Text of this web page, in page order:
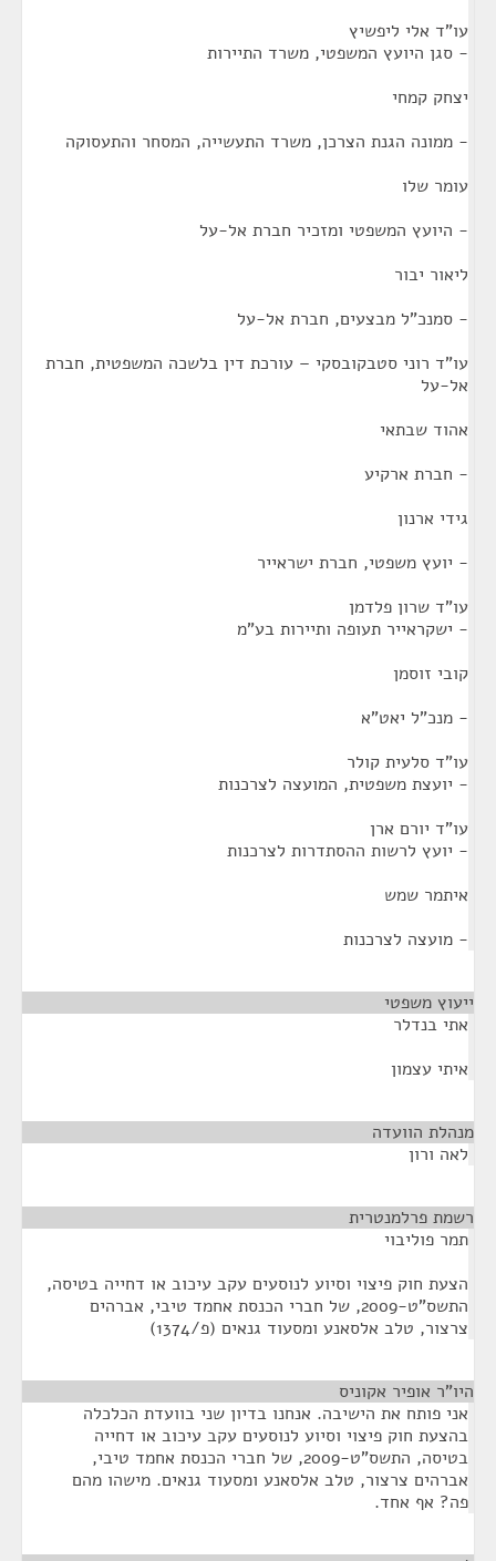
עו"ד אלי ליפשיץ
- סגן היועץ המשפטי, משרד התיירות
יצחק קמחי
- ממונה הגנת הצרכן, משרד התעשייה, המסחר והתעסוקה
עומר שלו
- היועץ המשפטי ומזכיר חברת אל-על
ליאור יבור
- סמנכ"ל מבצעים, חברת אל-על
עו"ד רוני סטבקובסקי – עורכת דין בלשכה המשפטית, חברת
אל-על
אהוד שבתאי
- חברת ארקיע
גידי ארנון
- יועץ משפטי, חברת ישראייר
עו"ד שרון פלדמן
- ישקראייר תעופה ותיירות בע"מ
קובי זוסמן
- מנכ"ל יאט"א
עו"ד סלעית קולר
- יועצת משפטית, המועצה לצרכנות
עו"ד יורם ארן
- יועץ לרשות ההסתדרות לצרכנות
איתמר שמש
- מועצה לצרכנות
ייעוץ משפטי
אתי בנדלר
איתי עצמון
מנהלת הוועדה
לאה ורון
רשמת פרלמנטרית
תמר פוליבוי
הצעת חוק פיצוי וסיוע לנוסעים עקב עיכוב או דחייה בטיסה,
התשס"ט-2009, של חברי הכנסת אחמד טיבי, אברהים
צרצור, טלב אלסאנע ומסעוד גנאים (פ/1374)
היו"ר אופיר אקוניס
אני פותח את הישיבה. אנחנו בדיון שני בוועדת הכלכלה
בהצעת חוק פיצוי וסיוע לנוסעים עקב עיכוב או דחייה
בטיסה, התשס"ט-2009, של חברי הכנסת אחמד טיבי,
אברהים צרצור, טלב אלסאנע ומסעוד גנאים. מישהו מהם
פה? אף אחד.